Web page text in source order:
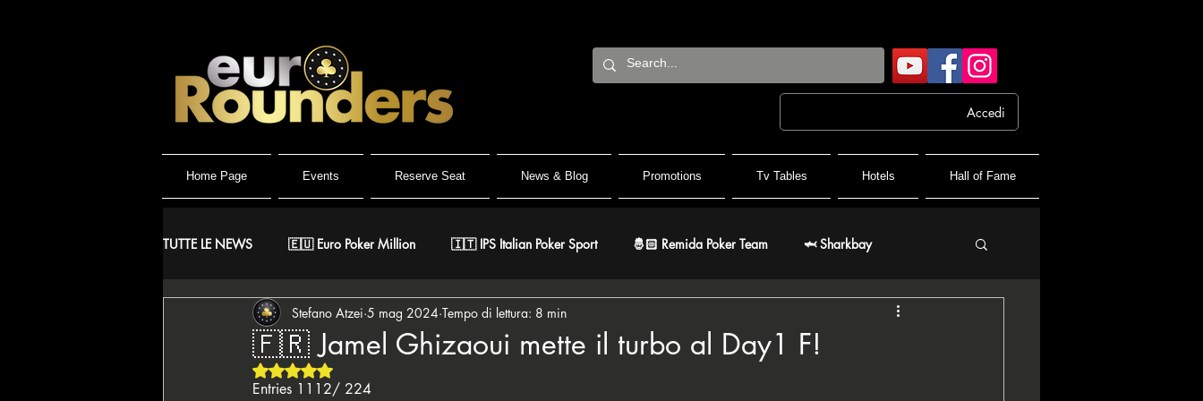
Accedi
Home Page Events Reserve Seat News & Blog Promotions Tv Tables Hotels Hall of Fame
TUTTE LE NEWS 🇪🇺 Euro Poker Million 🇮🇹 IPS Italian Poker Sport 🤴🏻 Remida Poker Team 🦈 Sharkbay
🐺 Wolf Millionaire 🐺 Wolf High Roller 🐺 White Wolf 🇫🇷 FPF France Poker Festival
🇪🇸 CNP Circuito Nacional de Poker
🇫🇷 Jamel Ghizaoui mette il turbo al Day1 F!
Stefano Atzei 5 mag 2024 Tempo di lettura: 8 min
Valutazione NaN stelle su 5.
Entries 1112/ 224